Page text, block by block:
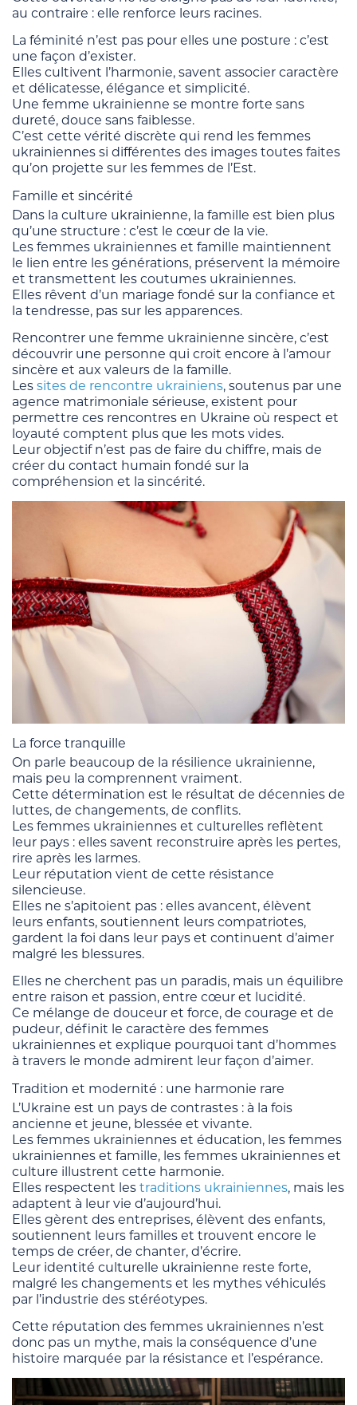
au contraire : elle renforce leurs racines.
La féminité n’est pas pour elles une posture : c’est
une façon d’exister.
Elles cultivent l’harmonie, savent associer caractère
et délicatesse, élégance et simplicité.
Une femme ukrainienne se montre forte sans
dureté, douce sans faiblesse.
C’est cette vérité discrète qui rend les femmes
ukrainiennes si différentes des images toutes faites
qu’on projette sur les femmes de l’Est.
Famille et sincérité
Dans la culture ukrainienne, la famille est bien plus
qu’une structure : c’est le cœur de la vie.
Les femmes ukrainiennes et famille maintiennent
le lien entre les générations, préservent la mémoire
et transmettent les coutumes ukrainiennes.
Elles rêvent d’un mariage fondé sur la confiance et
la tendresse, pas sur les apparences.
Rencontrer une femme ukrainienne sincère, c’est
découvrir une personne qui croit encore à l’amour
sincère et aux valeurs de la famille.
Les sites de rencontre ukrainiens, soutenus par une
agence matrimoniale sérieuse, existent pour
permettre ces rencontres en Ukraine où respect et
loyauté comptent plus que les mots vides.
Leur objectif n’est pas de faire du chiffre, mais de
créer du contact humain fondé sur la
compréhension et la sincérité.
La force tranquille
On parle beaucoup de la résilience ukrainienne,
mais peu la comprennent vraiment.
Cette détermination est le résultat de décennies de
luttes, de changements, de conflits.
Les femmes ukrainiennes et culturelles reflètent
leur pays : elles savent reconstruire après les pertes,
rire après les larmes.
Leur réputation vient de cette résistance
silencieuse.
Elles ne s’apitoient pas : elles avancent, élèvent
leurs enfants, soutiennent leurs compatriotes,
gardent la foi dans leur pays et continuent d’aimer
malgré les blessures.
Elles ne cherchent pas un paradis, mais un équilibre
entre raison et passion, entre cœur et lucidité.
Ce mélange de douceur et force, de courage et de
pudeur, définit le caractère des femmes
ukrainiennes et explique pourquoi tant d’hommes
à travers le monde admirent leur façon d’aimer.
Tradition et modernité : une harmonie rare
L’Ukraine est un pays de contrastes : à la fois
ancienne et jeune, blessée et vivante.
Les femmes ukrainiennes et éducation, les femmes
ukrainiennes et famille, les femmes ukrainiennes et
culture illustrent cette harmonie.
Elles respectent les traditions ukrainiennes, mais les
adaptent à leur vie d’aujourd’hui.
Elles gèrent des entreprises, élèvent des enfants,
soutiennent leurs familles et trouvent encore le
temps de créer, de chanter, d’écrire.
Leur identité culturelle ukrainienne reste forte,
malgré les changements et les mythes véhiculés
par l’industrie des stéréotypes.
Cette réputation des femmes ukrainiennes n’est
donc pas un mythe, mais la conséquence d’une
histoire marquée par la résistance et l’espérance.